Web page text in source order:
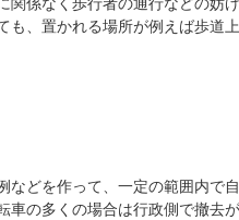
関係なく歩行者の通行などの妨げ
も、置かれる場所が例えば歩道上
などを作って、一定の範囲内で自
車の多くの場合は行政側で撤去が